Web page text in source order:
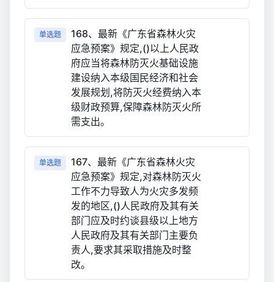
单选题
168、最新《广东省森林火灾
应急预案》规定,()以上人民政
府应当将森林防灭火基础设施
建设纳入本级国民经济和社会
发展规划,将防灭火经费纳入本
级财政预算,保障森林防灭火所
需支出。
单选题
167、最新《广东省森林火灾
应急预案》规定,对森林防灭火
工作不力导致人为火灾多发频
发的地区,()人民政府及其有关
部门应及时约谈县级以上地方
人民政府及其有关部门主要负
责人,要求其采取措施及时整
改。